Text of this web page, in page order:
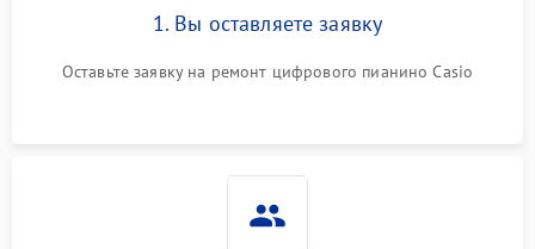
1. Вы оставляете заявку
Оставьте заявку на ремонт цифрового пианино Casio